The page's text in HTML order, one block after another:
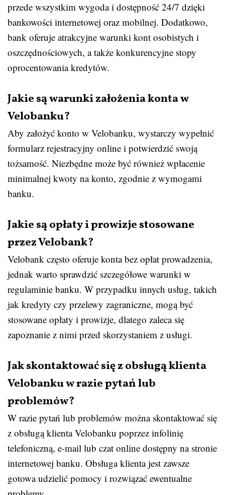
przede wszystkim wygoda i dostępność 24/7 dzięki
bankowości internetowej oraz mobilnej. Dodatkowo,
bank oferuje atrakcyjne warunki kont osobistych i
oszczędnościowych, a także konkurencyjne stopy
oprocentowania kredytów.
Jakie są warunki założenia konta w
Velobanku?
Aby założyć konto w Velobanku, wystarczy wypełnić
formularz rejestracyjny online i potwierdzić swoją
tożsamość. Niezbędne może być również wpłacenie
minimalnej kwoty na konto, zgodnie z wymogami
banku.
Jakie są opłaty i prowizje stosowane
przez Velobank?
Velobank często oferuje konta bez opłat prowadzenia,
jednak warto sprawdzić szczegółowe warunki w
regulaminie banku. W przypadku innych usług, takich
jak kredyty czy przelewy zagraniczne, mogą być
stosowane opłaty i prowizje, dlatego zaleca się
zapoznanie z nimi przed skorzystaniem z usługi.
Jak skontaktować się z obsługą klienta
Velobanku w razie pytań lub
problemów?
W razie pytań lub problemów można skontaktować się
z obsługą klienta Velobanku poprzez infolinię
telefoniczną, e-mail lub czat online dostępny na stronie
internetowej banku. Obsługa klienta jest zawsze
gotowa udzielić pomocy i rozwiązać ewentualne